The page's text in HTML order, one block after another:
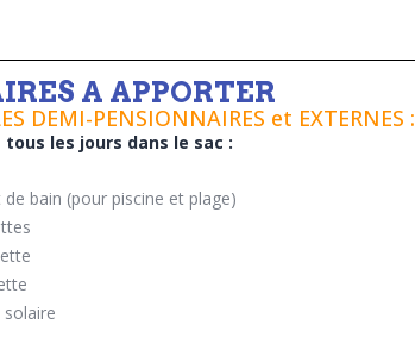
A APPORTER
DEMI-PENSIONNAIRES et EXTERNES :
les jours dans le sac :
de bain (pour piscine et plage)
solaire